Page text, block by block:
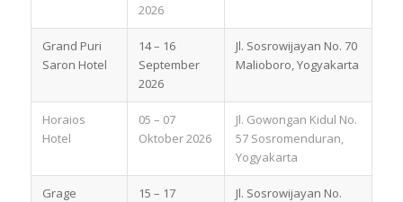
2026
Grand Puri
Saron Hotel
14 – 16
September
2026
Jl. Sosrowijayan No. 70
Malioboro, Yogyakarta
Horaios
Hotel
05 – 07
Oktober 2026
Jl. Gowongan Kidul No.
57 Sosromenduran,
Yogyakarta
Grage
15 – 17
Jl. Sosrowijayan No.